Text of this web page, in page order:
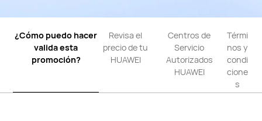
¿Cómo puedo hacer
validaesta
promoción?
Revisa el
preciode tu
HUAWEI
Centros de
Servicio
Autorizados
HUAWEI
Térmi
nos y
condi
cione
s